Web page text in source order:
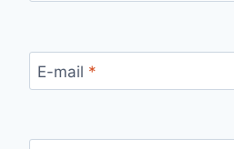
E-mail *